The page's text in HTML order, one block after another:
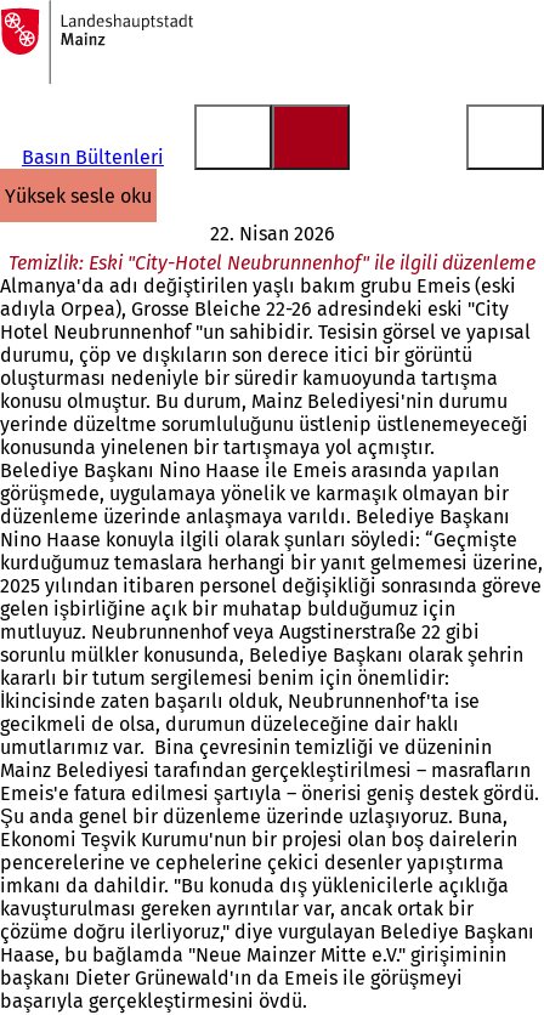
İçeriğe atla
Ana
sayfaya
Basın Bültenleri
yüksek sesle oku
22. Nisan 2026
Temizlik: Eski "City-Hotel Neubrunnenhof" ile ilgili düzenleme
Almanya'da adı değiştirilen yaşlı bakım grubu Emeis (eski
adıyla Orpea), Grosse Bleiche 22-26 adresindeki eski "City
Hotel Neubrunnenhof "un sahibidir. Tesisin görsel ve yapısal
durumu, çöp ve dışkıların son derece itici bir görüntü
oluşturması nedeniyle bir süredir kamuoyunda tartışma
konusu olmuştur. Bu durum, Mainz Belediyesi'nin durumu
yerinde düzeltme sorumluluğunu üstlenip üstlenemeyeceği
konusunda yinelenen bir tartışmaya yol açmıştır.
Belediye Başkanı Nino Haase ile Emeis arasında yapılan
görüşmede, uygulamaya yönelik ve karmaşık olmayan bir
düzenleme üzerinde anlaşmaya varıldı. Belediye Başkanı
Nino Haase konuyla ilgili olarak şunları söyledi: “Geçmişte
kurduğumuz temaslara herhangi bir yanıt gelmemesi üzerine,
2025 yılından itibaren personel değişikliği sonrasında göreve
gelen işbirliğine açık bir muhatap bulduğumuz için
mutluyuz. Neubrunnenhof veya Augstinerstraße 22 gibi
sorunlu mülkler konusunda, Belediye Başkanı olarak şehrin
kararlı bir tutum sergilemesi benim için önemlidir:
İkincisinde zaten başarılı olduk, Neubrunnenhof'ta ise
gecikmeli de olsa, durumun düzeleceğine dair haklı
umutlarımız var. Bina çevresinin temizliği ve düzeninin
Mainz Belediyesi tarafından gerçekleştirilmesi – masrafların
Emeis'e fatura edilmesi şartıyla – önerisi geniş destek gördü.
Şu anda genel bir düzenleme üzerinde uzlaşıyoruz. Buna,
Ekonomi Teşvik Kurumu'nun bir projesi olan boş dairelerin
pencerelerine ve cephelerine çekici desenler yapıştırma
imkanı da dahildir. "Bu konuda dış yüklenicilerle açıklığa
kavuşturulması gereken ayrıntılar var, ancak ortak bir
çözüme doğru ilerliyoruz," diye vurgulayan Belediye Başkanı
Haase, bu bağlamda "Neue Mainzer Mitte e.V." girişiminin
başkanı Dieter Grünewald'ın da Emeis ile görüşmeyi
başarıyla gerçekleştirmesini övdü.